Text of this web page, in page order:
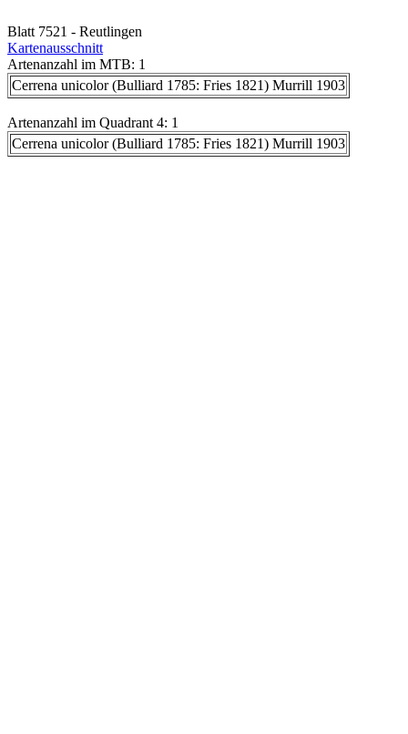
Blatt 7521 - Reutlingen
Kartenausschnitt
Artenanzahl im MTB: 1
Cerrena unicolor (Bulliard 1785: Fries 1821) Murrill 1903
Artenanzahl im Quadrant 4: 1
Cerrena unicolor (Bulliard 1785: Fries 1821) Murrill 1903